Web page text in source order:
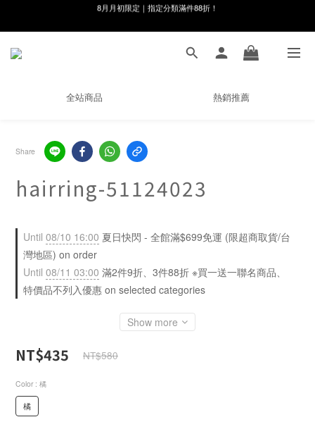
8月月初限定｜指定分類滿件88折！
線在，好事發生｜祈願新品 第2件享9折
🌸新會員限定🌸註冊送$100購物金
全站商品 熱銷推薦
Share
hairring-51124023
Until 08/10 16:00 夏日快閃 - 全館滿$699免運 (限超商取貨/台
灣地區) on order
Until 08/11 03:00 滿2件9折、3件88折 ※買一送一聯名商品、
特價品不列入優惠 on selected categories
Show more
NT$435 NT$580
Color : 橘
橘